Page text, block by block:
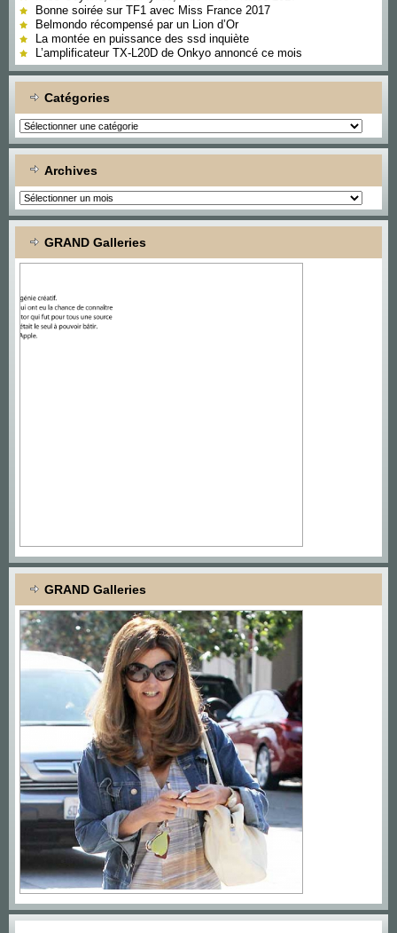
Bonne soirée sur TF1 avec Miss France 2017
Belmondo récompensé par un Lion d’Or
La montée en puissance des ssd inquiète
L’amplificateur TX-L20D de Onkyo annoncé ce mois
Catégories
Catégories
Archives
Archives
GRAND Galleries
GRAND Galleries